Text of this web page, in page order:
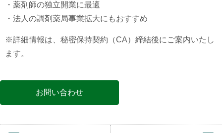
・薬剤師の独立開業に最適
・法人の調剤薬局事業拡大にもおすすめ
※詳細情報は、秘密保持契約（CA）締結後にご案内いたし
ます。
お問い合わせ